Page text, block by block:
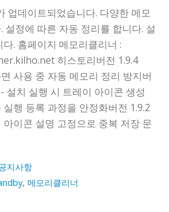
업데이트되었습니다. 다양한 메모
설정에 따른 자동 정리를 합니다. 설
. 홈페이지 메모리클리너 :
히스토리버전 1.9.4
사용 중 자동 메모리 정리 방지버
설치 실행 시 트레이 아이콘 생성
행 등록 과정을 안정화버전 1.9.2
이콘 설명 고정으로 중복 저장 문
지사항
,메모리클리너